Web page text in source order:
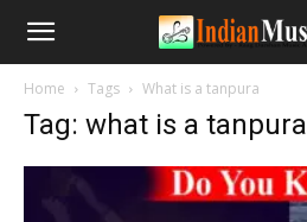
Home Tags What is a tanpura
Tag: what is a tanpura